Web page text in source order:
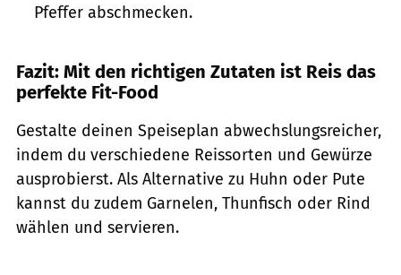
Pfeffer abschmecken.
Fazit: Mit den richtigen Zutaten ist Reis das
perfekte Fit-Food
Gestalte deinen Speiseplan abwechslungsreicher,
indem du verschiedene Reissorten und Gewürze
ausprobierst. Als Alternative zu Huhn oder Pute
kannst du zudem Garnelen, Thunfisch oder Rind
wählen und servieren.